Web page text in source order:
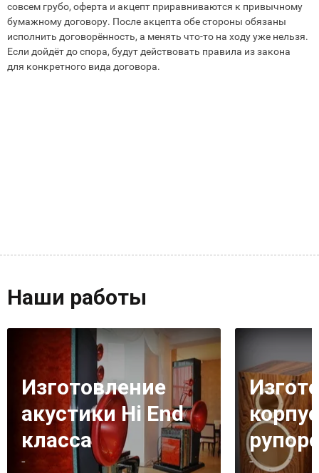
совсем грубо, оферта и акцепт приравниваются к привычному
бумажному договору. После акцепта обе стороны обязаны
исполнить договорённость, а менять что-то на ходу уже нельзя.
Если дойдёт до спора, будут действовать правила из закона
для конкретного вида договора.
Наши работы
Изготовление
акустики Hi End
класса
- -